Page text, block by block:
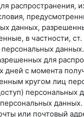
распространения,
данных,
в частности,
данных.
для
дней с момента
кругом лиц
или почтовый